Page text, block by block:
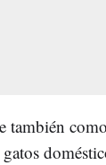
también